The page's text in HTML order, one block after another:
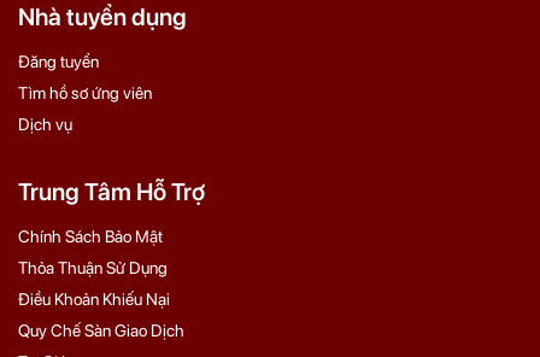
Nhà tuyển dụng
Đăng tuyển
Tìm hồ sơ ứng viên
Dịch vụ
Trung Tâm Hỗ Trợ
Chính Sách Bảo Mật
Thỏa Thuận Sử Dụng
Điều Khoản Khiếu Nại
Quy Chế Sàn Giao Dịch